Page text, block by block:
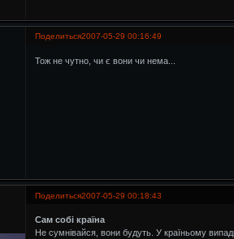
Поделиться2007-05-29 00:16:49
Тож не чутно, чи є вони чи нема...
Поделиться2007-05-29 00:18:43
Сам собі країна
Не сумнівайся, вони будуть. У країньому